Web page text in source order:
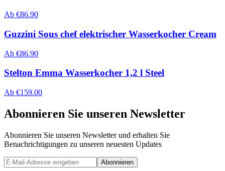
Ab €86.90
Guzzini Sous chef elektrischer Wasserkocher Cream
Ab €86.90
Stelton Emma Wasserkocher 1,2 l Steel
Ab €159.00
Abonnieren Sie unseren Newsletter
Abonnieren Sie unseren Newsletter und erhalten Sie
Benachrichtigungen zu unseren neuesten Updates
Abonnieren